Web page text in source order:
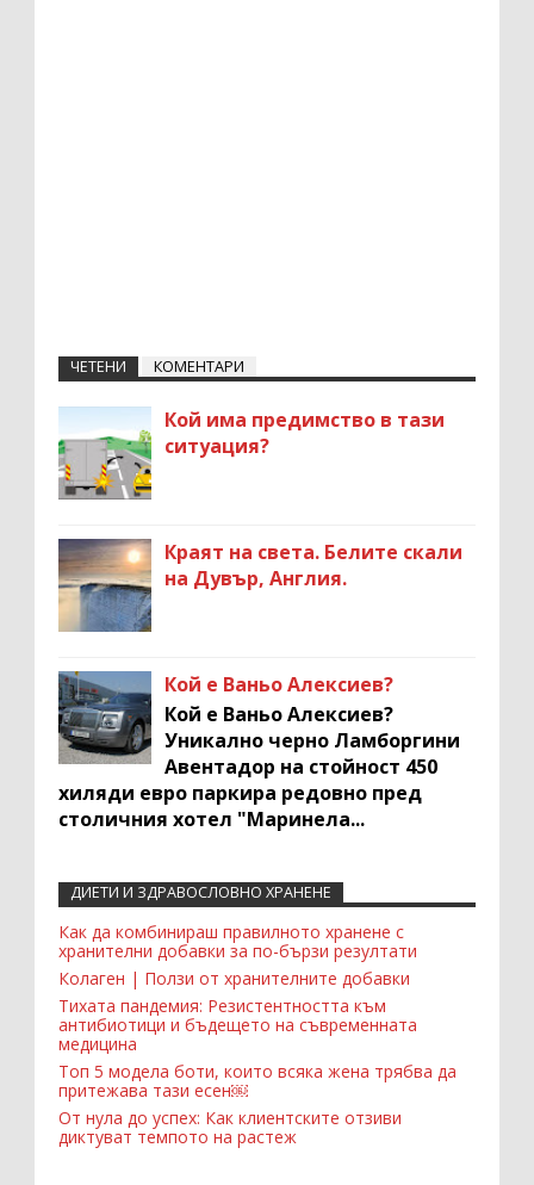
ЧЕТЕНИ КОМЕНТАРИ
Кой има предимство в тази
ситуация?
Краят на света. Белите скали
на Дувър, Англия.
Кой е Ваньо Алексиев?
Кой е Ваньо Алексиев?
Уникално черно Ламборгини
Авентадор на стойност 450
хиляди евро паркира редовно пред
столичния хотел "Маринела...
Recent Comments Widget
ДИЕТИ И ЗДРАВОСЛОВНО ХРАНЕНЕ
Как да комбинираш правилното хранене с
хранителни добавки за по-бързи резултати
Колаген | Ползи от хранителните добавки
Тихата пандемия: Резистентността към
антибиотици и бъдещето на съвременната
медицина
Топ 5 модела боти, които всяка жена трябва да
притежава тази есен￼
От нула до успех: Как клиентските отзиви
диктуват темпото на растеж